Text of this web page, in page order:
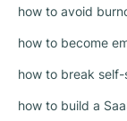
how to avoid
how to become
how to break
how to build a